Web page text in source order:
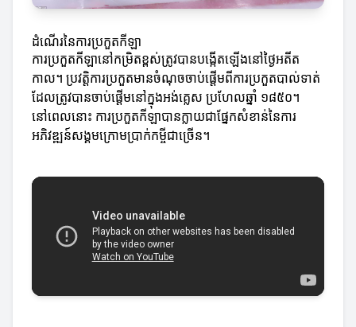
ដំណើរនៃការប្រកួតកីឡា
ការប្រកួតកីឡានៅកម្រិតខ្ពស់ត្រូវបានបង្កើតឡើងនៅថ្ងៃអតីត
កាល។ ប្រវត្តិការប្រកួតមានចំណុចចាប់ផ្តើមពីការប្រកួតបាល់ទាត់
ដែលត្រូវបានចាប់ផ្តើមនៅក្នុងអង់គ្លេស ប្រហែលឆ្នាំ ១៨៥០។
នៅពេលនោះ ការប្រកួតកីឡាបានក្លាយជាផ្នែកសំខាន់នៃការ
អភិវឌ្ឍន៍សង្គមក្រោមប្រាក់កម្ចីជាច្រើន។